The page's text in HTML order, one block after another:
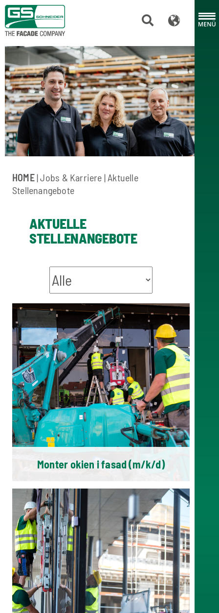
HOME| Jobs & Karriere | Aktuelle
Stellenangebote
AKTUELLE
STELLENANGEBOTE
Monter okien i fasad (m/k/d)